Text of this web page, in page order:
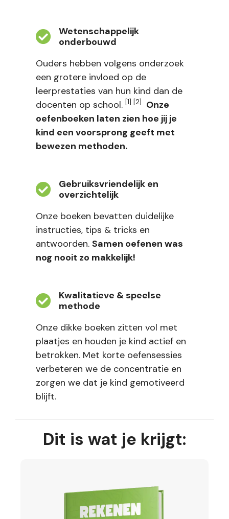
Wetenschappelijk
onderbouwd
Ouders hebben volgens onderzoek
een grotere invloed op de
leerprestaties van hun kind dan de
docenten op school. [1] [2]
Onze
oefenboeken laten zien hoe jij je
kind een voorsprong geeft met
bewezen methoden.
Gebruiksvriendelijk en
overzichtelijk
Onze boeken bevatten duidelijke
instructies, tips & tricks en
antwoorden. Samen oefenen was
nog nooit zo makkelijk!
Kwalitatieve & speelse
methode
Onze dikke boeken zitten vol met
plaatjes en houden je kind actief en
betrokken. Met korte oefensessies
verbeteren we de concentratie en
zorgen we dat je kind gemotiveerd
blijft.
Dit is wat je krijgt: